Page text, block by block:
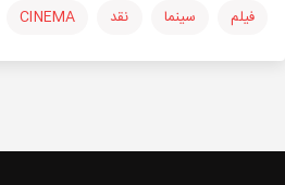
فیلم سینما نقد CINEMA